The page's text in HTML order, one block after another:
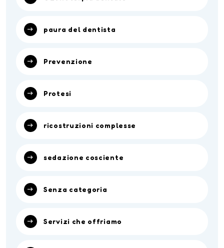
paura del dentista
Prevenzione
Protesi
ricostruzioni complesse
sedazione cosciente
Senza categoria
Servizi che offriamo